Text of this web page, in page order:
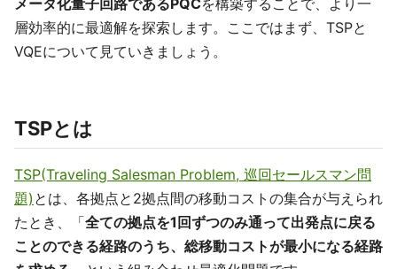
メータ化量子回路であるPQCを構築することで、より一
層効率的に最適解を探索します。ここではまず、TSPと
VQEについて見ていきましょう。
TSPとは
TSP(Traveling Salesman Problem, 巡回セールスマン問
題) とは、各拠点と2拠点間の移動コストの集合が与えられ
たとき、「全ての拠点を1回ずつのみ通って出発点に戻る
ことのできる経路のうち、総移動コストが最小になる経路